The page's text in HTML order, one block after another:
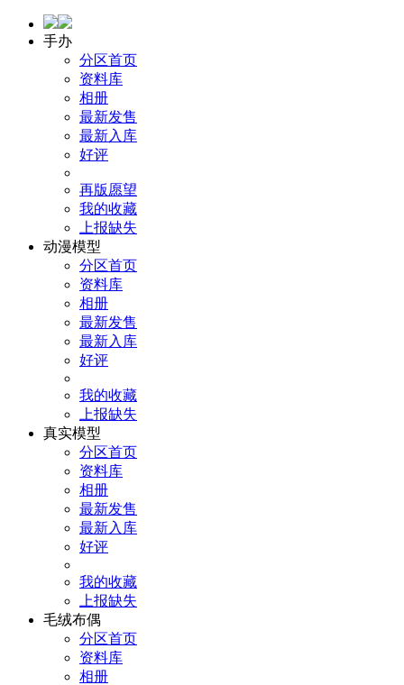
手办
分区首页
资料库
相册
最新发售
最新入库
好评
再版愿望
我的收藏
上报缺失
动漫模型
分区首页
资料库
相册
最新发售
最新入库
好评
我的收藏
上报缺失
真实模型
分区首页
资料库
相册
最新发售
最新入库
好评
我的收藏
上报缺失
毛绒布偶
分区首页
资料库
相册